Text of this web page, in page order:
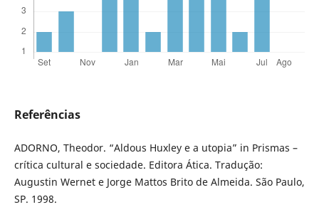
Referências
ADORNO, Theodor. “Aldous Huxley e a utopia” in Prismas –
crítica cultural e sociedade. Editora Ática. Tradução:
Augustin Wernet e Jorge Mattos Brito de Almeida. São Paulo,
SP. 1998.